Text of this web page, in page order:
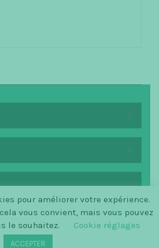
SCANDINAVE / LOGO BY
pour améliorer votre expérience.
vous convient, mais vous pouvez
le souhaitez.
Cookie réglages
ACCEPTER